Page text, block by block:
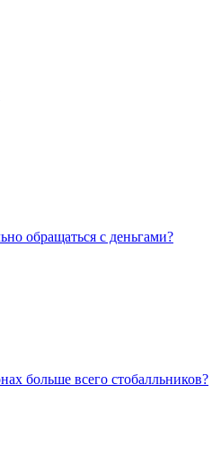
обращаться с деньгами?
больше всего стобалльников?